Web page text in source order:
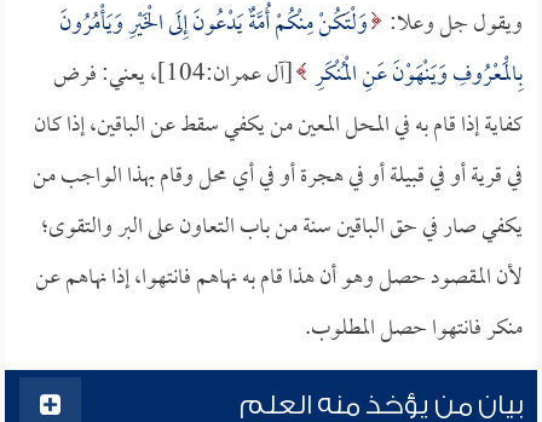
ويقول جل وعلا: وَلْتَكُنْ مِنْكُمْ أُمَّةٌ يَدْعُونَ إِلَى الْخَيْرِ وَيَأْمُرُونَ
بِالْمَعْرُوفِ وَيَنْهَوْنَ عَنِ الْمُنْكَرِ
[آل عمران:104]، يعني: فرض
كفاية إذا قام به في المحل المعين من يكفي سقط عن الباقين، إذا كان
في قرية أو في قبيلة أو في هجرة أو في أي محل وقام بهذا الواجب من
يكفي صار في حق الباقين سنة من باب التعاون على البر والتقوى؛
لأن المقصود حصل وهو أن هذا قام به نهاهم فانتهوا، إذا نهاهم عن
منكر فانتهوا حصل المطلوب.
بيان من يؤخذ منه العلم